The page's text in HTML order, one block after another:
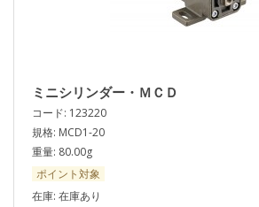
ミニシリンダー・ＭＣＤ
コード: 123220
規格: MCD1-20
重量: 80.00g
ポイント対象
在庫: 在庫あり